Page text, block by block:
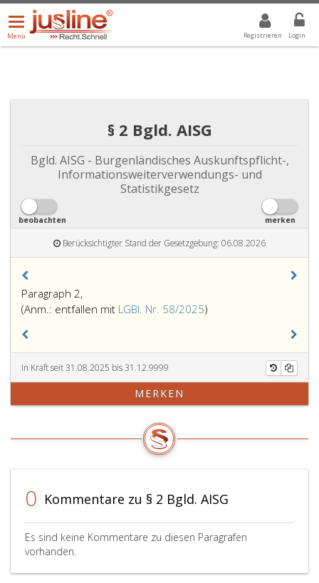
Registrieren Login
Menü
öffnen/schließen
Menü
ALLE DROPDOWN: GEWÄHLTER WERT IST ALLE
§ 2 Bgld. AISG
Bgld. AISG - Burgenländisches Auskunftspflicht-,
Informationsweiterverwendungs- und
Statistikgesetz
beobachten merken
Berücksichtigter Stand der Gesetzgebung: 06.08.2026
Paragraph 2,
(Anm.: entfallen mit LGBl. Nr. 58/2025)
Landesgesetzblatt
aus
2025,)
In Kraft seit 31.08.2025 bis 31.12.9999
MERKEN
0 Kommentare zu § 2 Bgld. AISG
Es sind keine Kommentare zu diesen Paragrafen
vorhanden.